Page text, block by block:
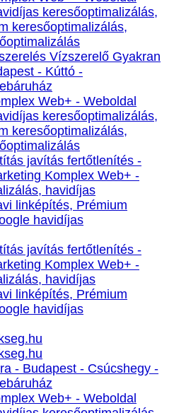
keresőoptimalizálás,
keresőoptimalizálás,
Vízszerelő Gyakran
- Kúttó -
Web+ - Weboldal
keresőoptimalizálás,
keresőoptimalizálás,
javítás fertőtlenítés -
Komplex Web+ -
havidíjas
linképítés, Prémium
havidíjas
javítás fertőtlenítés -
Komplex Web+ -
havidíjas
linképítés, Prémium
havidíjas
- Budapest - Csúcshegy -
Web+ - Weboldal